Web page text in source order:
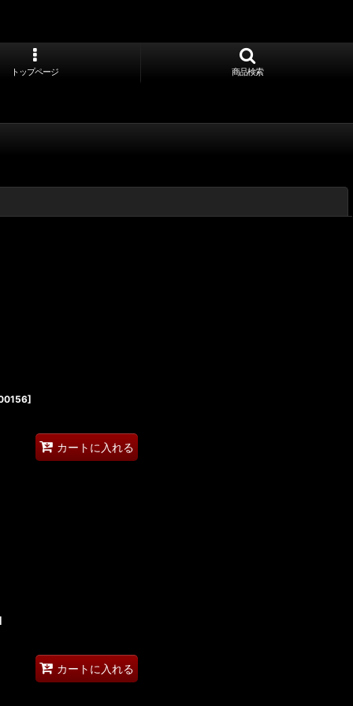
トップページ 商品検索
]
カートに入れる
カートに入れる